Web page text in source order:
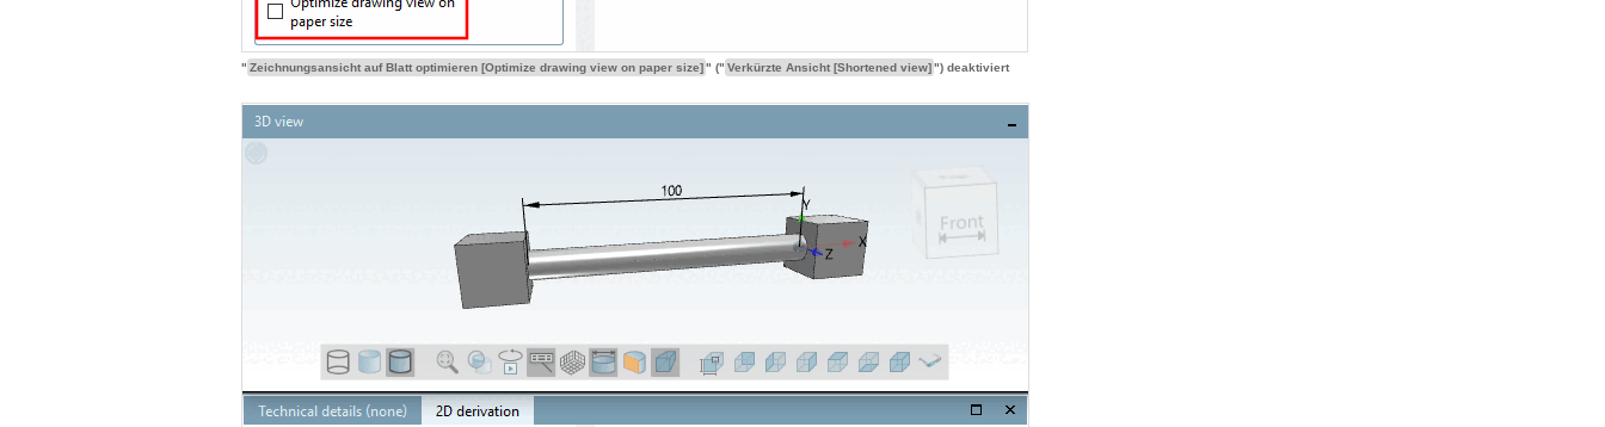
" Zeichnungsansicht auf Blatt optimieren [Optimize drawing view on paper size]" (" Verkürzte Ansicht [Shortened view]") deaktiviert